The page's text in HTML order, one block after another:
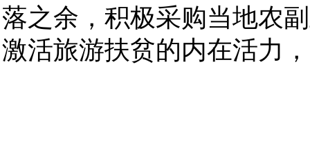
落之余，积极采购当地农
激活旅游扶贫的内在活力